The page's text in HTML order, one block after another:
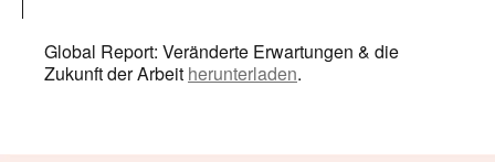
Global Report: Veränderte Erwartungen & die
Zukunft der Arbeit herunterladen.